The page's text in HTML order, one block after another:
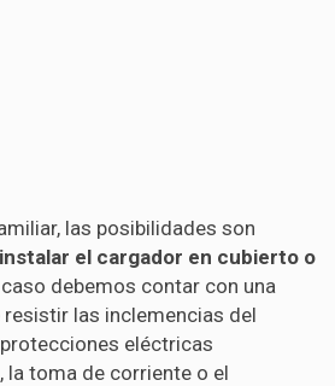
las posibilidades son
el cargador en cubierto o
caso debemos contar con una
las inclemencias del
eléctricas
la toma de corriente o el